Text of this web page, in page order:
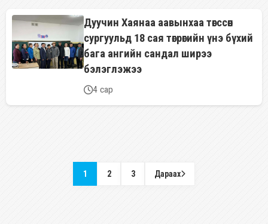
Дуучин Хаянаа аавынхаа төгссөн
сургуульд 18 сая төгрөгийн үнэ бүхий
бага ангийн сандал ширээ
бэлэглэжээ
4 сар
1 2 3 Дараах